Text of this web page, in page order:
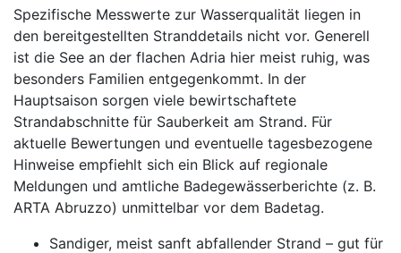
Spezifische Messwerte zur Wasserqualität liegen in
den bereitgestellten Stranddetails nicht vor. Generell
ist die See an der flachen Adria hier meist ruhig, was
besonders Familien entgegenkommt. In der
Hauptsaison sorgen viele bewirtschaftete
Strandabschnitte für Sauberkeit am Strand. Für
aktuelle Bewertungen und eventuelle tagesbezogene
Hinweise empfiehlt sich ein Blick auf regionale
Meldungen und amtliche Badegewässerberichte (z. B.
ARTA Abruzzo) unmittelbar vor dem Badetag.
Sandiger, meist sanft abfallender Strand – gut für